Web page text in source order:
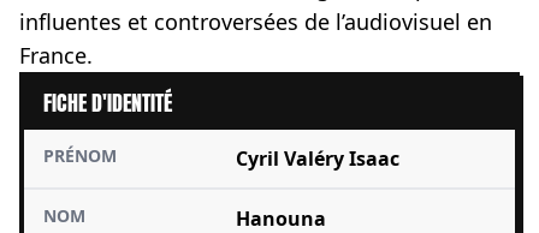
influentes et controversées de l’audiovisuel en
France.
FICHE D'IDENTITÉ
PRÉNOM Cyril Valéry Isaac
NOM Hanouna